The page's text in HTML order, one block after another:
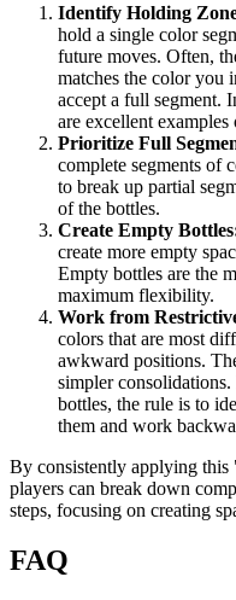
Identify Holding
hold a single color
future moves. Often,
matches the color you
accept a full segment.
are excellent
Prioritize Full
complete segments of
to break up partial
of the bottles.
Create Empty
create more empty
Empty bottles are the
maximum flexibility.
Work from
colors that are most
awkward positions.
simpler
bottles, the rule is to
them and work
By consistently applying this
players can break down
steps, focusing on creating
FAQ